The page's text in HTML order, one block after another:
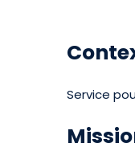
Service